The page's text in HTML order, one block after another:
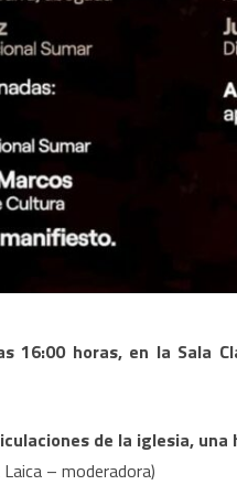
16:00 horas, en la Sala
de la iglesia,
– moderadora)